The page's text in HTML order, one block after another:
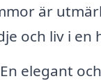
är
och liv i en
En elegant